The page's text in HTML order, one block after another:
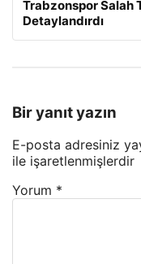
Trabzonspor Salah
Detaylandırdı
Bir yanıt yazın
E-posta adresiniz
ile işaretlenmişlerdir
Yorum *